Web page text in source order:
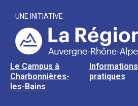
UNE INITIATIVE
Le Campus à
Charbonnières-
les-Bains
Informations
pratiques